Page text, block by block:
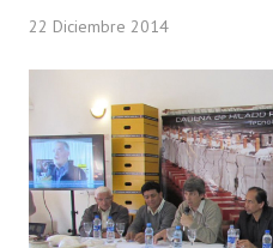
LEGISLACIÓN
Constitución Nacional
Constitución Provincial
22 Diciembre 2014